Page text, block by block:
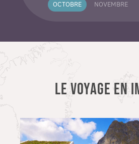
OCTOBRE NOVEMBRE
LE VOYAGE EN